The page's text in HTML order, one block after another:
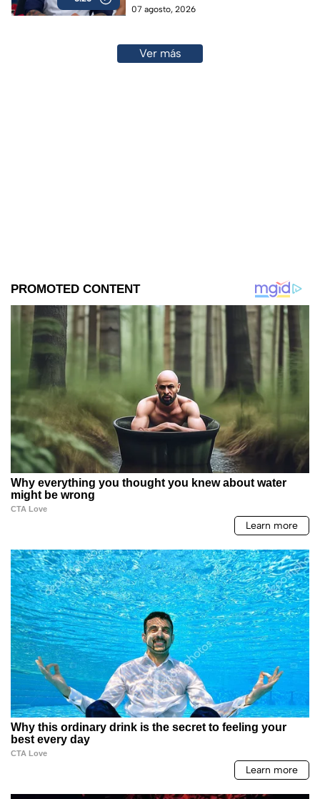
07 agosto, 2026
Ver más